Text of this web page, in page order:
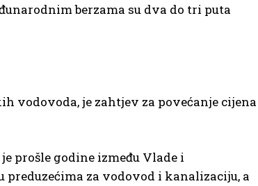
berzama su dva do tri puta
vodovoda, je zahtjev za povećanje cijena
prošle godine između Vlade i
za vodovod i kanalizaciju, a